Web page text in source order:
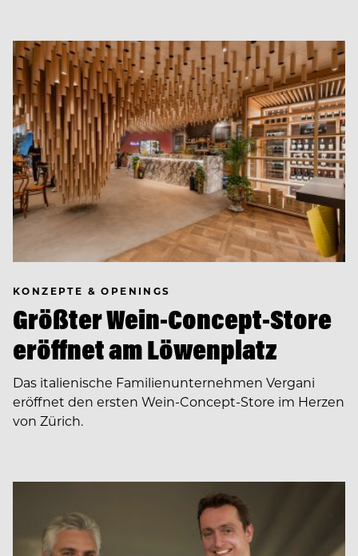
KONZEPTE & OPENINGS
Größter Wein-Concept-Store
eröffnet am Löwenplatz
Das italienische Familienunternehmen Vergani
eröffnet den ersten Wein-Concept-Store im Herzen
von Zürich.